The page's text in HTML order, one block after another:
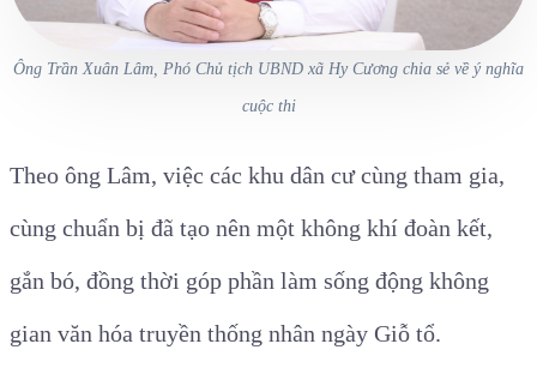
Ông Trần Xuân Lâm, Phó Chủ tịch UBND xã Hy Cương chia sẻ về ý nghĩa
cuộc thi
Theo ông Lâm, việc các khu dân cư cùng tham gia,
cùng chuẩn bị đã tạo nên một không khí đoàn kết,
gắn bó, đồng thời góp phần làm sống động không
gian văn hóa truyền thống nhân ngày Giỗ tổ.